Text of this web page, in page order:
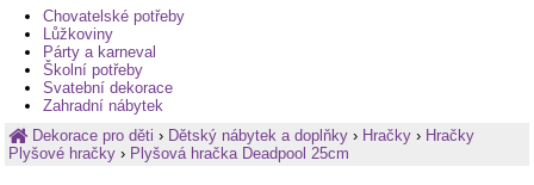
Chovatelské potřeby
Lůžkoviny
Párty a karneval
Školní potřeby
Svatební dekorace
Zahradní nábytek
Dekorace pro děti› Dětský nábytek a doplňky › Hračky › Hračky
Plyšové hračky › Plyšová hračka Deadpool 25cm